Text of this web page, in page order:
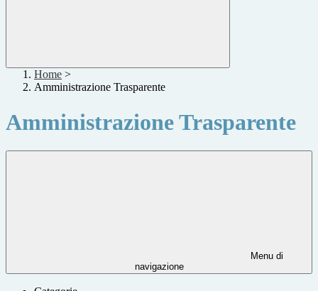
Home >
Amministrazione Trasparente
Amministrazione Trasparente
Menu di
navigazione